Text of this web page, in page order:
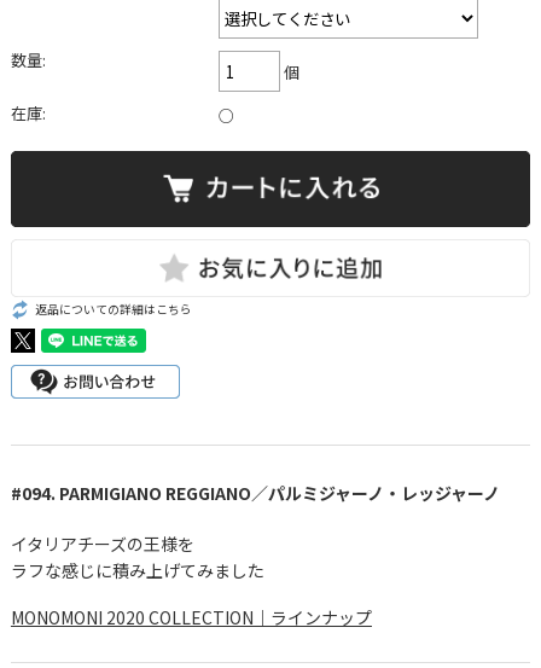
数量:
個
在庫:
○
返品についての詳細はこちら
#094. PARMIGIANO REGGIANO／パルミジャーノ・レッジャーノ
イタリアチーズの王様を
ラフな感じに積み上げてみました
MONOMONI 2020 COLLECTION｜ラインナップ